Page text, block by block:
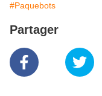
#Paquebots
Partager